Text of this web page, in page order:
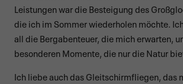
Leistungen war die Besteigung des
die ich im Sommer wiederholen möchte.
all die Bergabenteuer, die mich erwarten,
besonderen Momente, die nur die Natur
Ich liebe auch das Gleitschirmfliegen, das